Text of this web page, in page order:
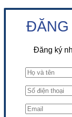
ĐĂNG
Đăng ký